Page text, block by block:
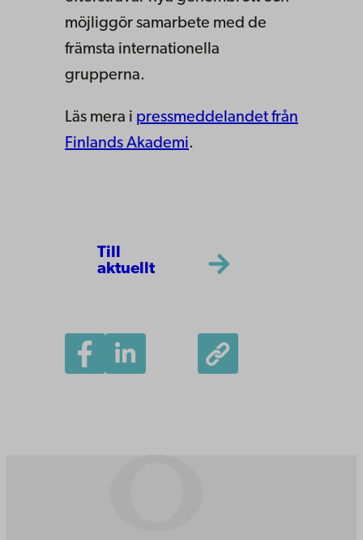
möjliggör samarbete med de
främsta internationella
grupperna.
Läs mera i pressmeddelandet från
Finlands Akademi.
Till
aktuellt